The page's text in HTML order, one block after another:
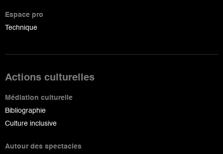
Espace pro
Technique
Actions culturelles
Médiation culturelle
Bibliographie
Culture inclusive
Autour des spectacles